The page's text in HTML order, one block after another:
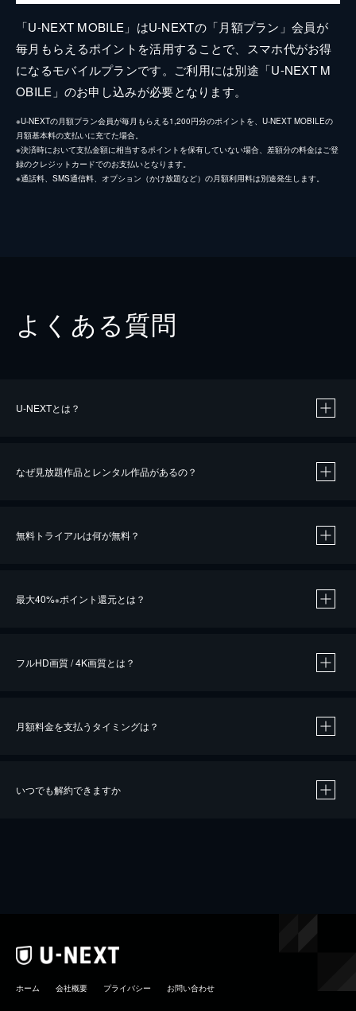
「U-NEXT MOBILE」はU-NEXTの「月額プラン」会員が
毎月もらえるポイントを活用することで、スマホ代がお得
になるモバイルプランです。ご利用には別途「U-NEXT M
OBILE」のお申し込みが必要となります。
※U-NEXTの月額プラン会員が毎月もらえる1,200円分のポイントを、U-NEXT MOBILEの
月額基本料の支払いに充てた場合。
※決済時において支払金額に相当するポイントを保有していない場合、差額分の料金はご登
録のクレジットカードでのお支払いとなります。
※通話料、SMS通信料、オプション（かけ放題など）の月額利用料は別途発生します。
よくある質問
U-NEXTとは？
なぜ見放題作品とレンタル作品があるの？
無料トライアルは何が無料？
最大40%※ポイント還元とは？
※40％ポイント還元の対象は、クレジットカード決済による作品の購入 / レンタルです。
フルHD画質 / 4K画質とは？
月額料金を支払うタイミングは？
いつでも解約できますか
ホーム 会社概要 プライバシー お問い合わせ